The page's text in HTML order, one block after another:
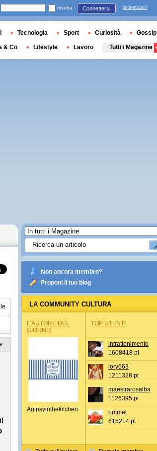
Non ancora membro?
Proponi il tuo blog
LA COMMUNITY CULTURA
L'AUTORE DEL
GIORNO
Agipsyinthekitchen
TOP UTENTI
intrattenimento
1608418 pt
lory663
1211328 pt
maestrarosalba
1126395 pt
rimmel
615214 pt
ricorda Connettersi dimenticati?
Tecnologia Sport Curiosità Gossip
& Co Lifestyle Lavoro Tutti i Magazine